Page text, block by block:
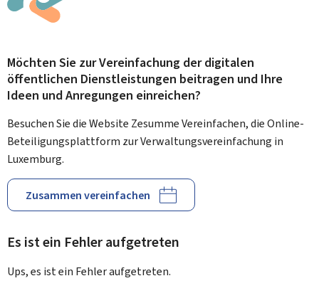
Möchten Sie zur Vereinfachung der digitalen
öffentlichen Dienstleistungen beitragen und Ihre
Ideen und Anregungen einreichen?
Besuchen Sie die Website Zesumme Vereinfachen, die Online-
Beteiligungsplattform zur Verwaltungsvereinfachung in
Luxemburg.
Zusammen vereinfachen
Es ist ein Fehler aufgetreten
Ups, es ist ein Fehler aufgetreten.